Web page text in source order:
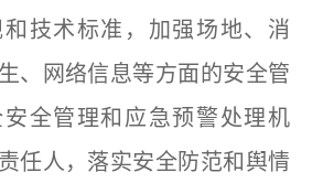
技术标准，加强场地、消
、网络信息等方面的安全管
全管理和应急预警处理机
任人，落实安全防范和舆情